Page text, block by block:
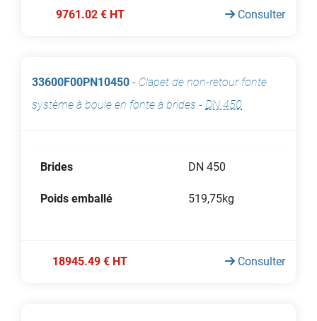
9761.02 € HT Consulter
33600F00PN10450 - Clapet de non-retour fonte
système à boule en fonte à brides - DN 450
Brides DN 450
Poids emballé 519,75kg
18945.49 € HT Consulter